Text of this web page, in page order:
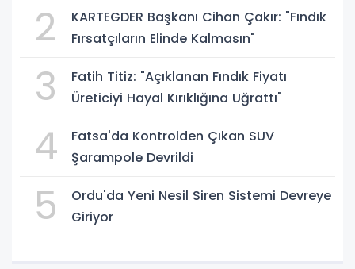
2
KARTEGDER Başkanı Cihan Çakır: "Fındık
Fırsatçıların Elinde Kalmasın"
3
Fatih Titiz: "Açıklanan Fındık Fiyatı
Üreticiyi Hayal Kırıklığına Uğrattı"
4
Fatsa'da Kontrolden Çıkan SUV
Şarampole Devrildi
5
Ordu'da Yeni Nesil Siren Sistemi Devreye
Giriyor